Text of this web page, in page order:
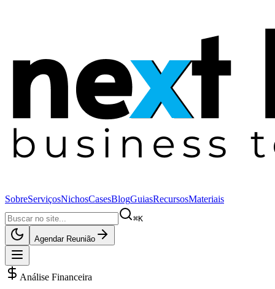
SobreServiçosNichosCasesBlogGuiasRecursosMateriais
⌘K
Agendar Reunião
Análise Financeira